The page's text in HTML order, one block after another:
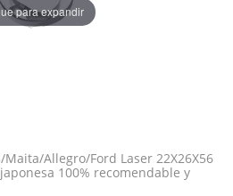
para expandir
Allegro/Ford Laser 22X26X56
100% recomendable y